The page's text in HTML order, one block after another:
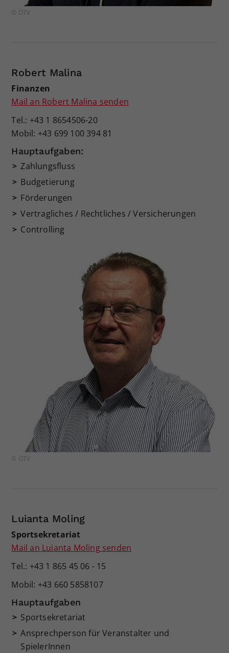
© ÖTV
Robert Malina
Finanzen
Mail an Robert Malina senden
Tel.: +43 1 8654506-20
Mobil: +43 699 100 394 81
Hauptaufgaben:
Zahlungsfluss
Budgetierung
Förderungen
Vertragliches / Rechtliches / Versicherungen
Controlling
© ÖTV
Luianta Moling
Sportsekretariat
Mail an Luianta Moling senden
Tel.: +43 1 865 45 06 - 15
Mobil: +43 660 5858107
Hauptaufgaben
Sportsekretariat
Ansprechperson für Veranstalter und
SpielerInnen